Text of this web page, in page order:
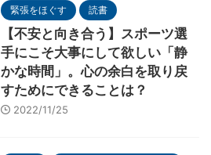
緊張をほぐす 読書
【不安と向き合う】スポーツ選
手にこそ大事にして欲しい「静
かな時間」。心の余白を取り戻
すためにできることは？
2022/11/25